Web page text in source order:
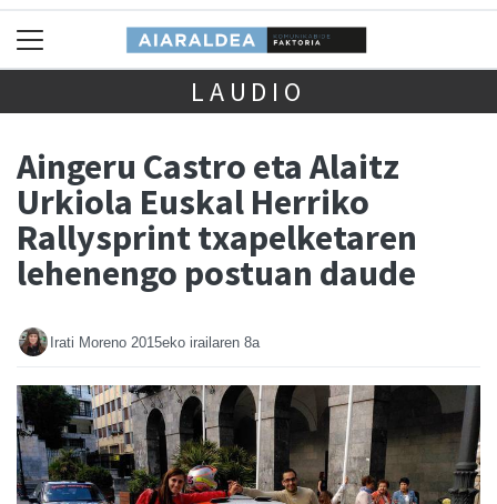
LAUDIO
Aingeru Castro eta Alaitz
Urkiola Euskal Herriko
Rallysprint txapelketaren
lehenengo postuan daude
Irati Moreno 2015eko irailaren 8a